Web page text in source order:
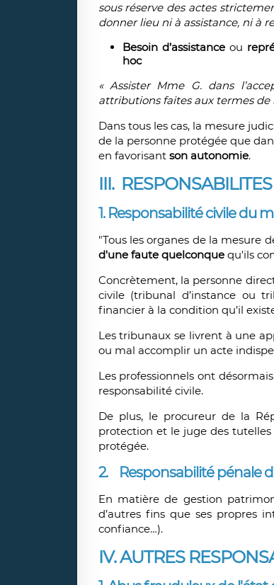
sous réserve des actes
donner lieu ni à assistance, ni à
Besoin d’assistance ou
hoc
« Assister Mme G. dans
attributions faites aux termes de
Dans tous les cas, la mesure
de la personne protégée que
en favorisant son autonomie.
III.
1. Responsabilité civile du
"Tous les organes de la mesure
d'une faute quelconquequ'ils
Concrètement, la personne
civile (tribunal d’instance ou
financier à la condition qu’il
Les tribunaux se livrent à une
ou mal accomplir un acte
Les professionnels ont
responsabilité civile.
De plus, le procureur de la
protection et le juge des tutelles
protégée.
2. Responsabilité pénale
En matière de gestion
d’autres fins que ses propres
confiance…).
IV. AUTRES